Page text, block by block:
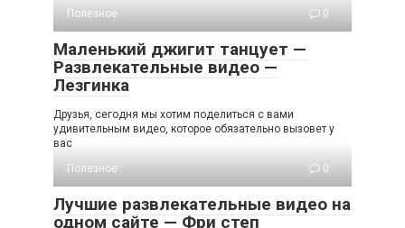
Полезное
0
Маленький джигит танцует —
Развлекательные видео —
Лезгинка
Друзья, сегодня мы хотим поделиться с вами
удивительным видео, которое обязательно вызовет у
вас
Полезное
0
Лучшие развлекательные видео на
одном сайте — Фри степ